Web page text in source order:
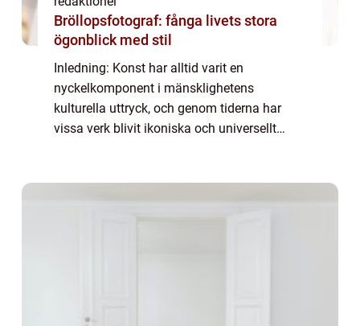
Bröllopsfotograf: fånga livets stora
ögonblick med stil
Inledning: Konst har alltid varit en
nyckelkomponent i mänsklighetens
kulturella uttryck, och genom tiderna har
vissa verk blivit ikoniska och universellt